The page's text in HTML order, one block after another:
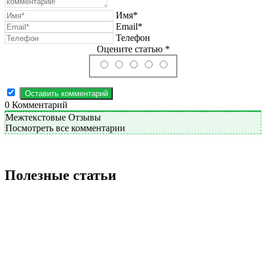
Имя*
Email*
Телефон
Оцените статью *
0 Комментарий
Межтекстовые Отзывы
Посмотреть все комментарии
Полезные статьи